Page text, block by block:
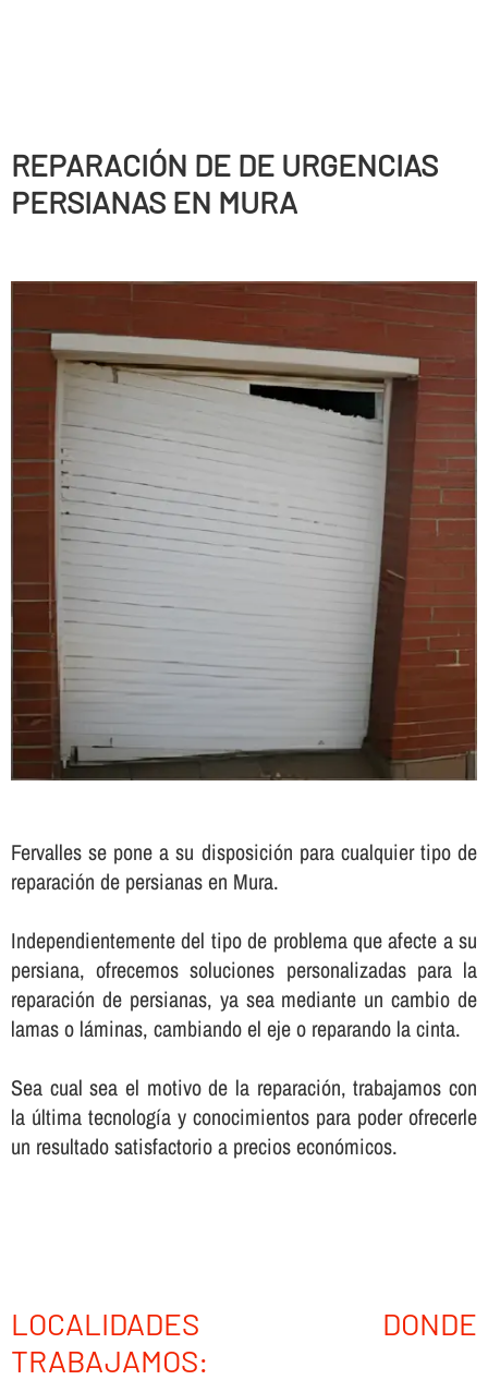
REPARACIÓN DE DE URGENCIAS
PERSIANAS EN MURA
Fervalles se pone a su disposición para cualquier tipo de
reparación de persianas en Mura.
Independientemente del tipo de problema que afecte a su
persiana, ofrecemos soluciones personalizadas para la
reparación de persianas, ya sea mediante un cambio de
lamas o láminas, cambiando el eje o reparando la cinta.
Sea cual sea el motivo de la reparación, trabajamos con
la última tecnologí­a y conocimientos para poder ofrecerle
un resultado satisfactorio a precios económicos.
LOCALIDADES DONDE
TRABAJAMOS: